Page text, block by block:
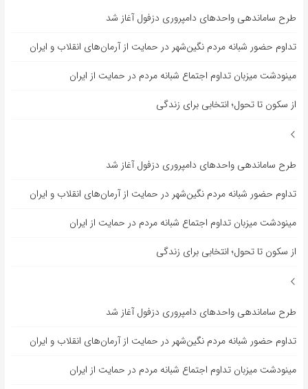
طرح ساماندهی واحدهای دامپروری دزفول آغاز شد
تداوم حضور شبانه مردم نگین‌شهر در حمایت از آرمان‌های انقلاب و ایران
مینودشت میزبان تداوم اجتماع شبانه مردم در حمایت از ایران
از سکون تا تحول؛ انتخابی برای زندگی
طرح ساماندهی واحدهای دامپروری دزفول آغاز شد
تداوم حضور شبانه مردم نگین‌شهر در حمایت از آرمان‌های انقلاب و ایران
مینودشت میزبان تداوم اجتماع شبانه مردم در حمایت از ایران
از سکون تا تحول؛ انتخابی برای زندگی
طرح ساماندهی واحدهای دامپروری دزفول آغاز شد
تداوم حضور شبانه مردم نگین‌شهر در حمایت از آرمان‌های انقلاب و ایران
مینودشت میزبان تداوم اجتماع شبانه مردم در حمایت از ایران